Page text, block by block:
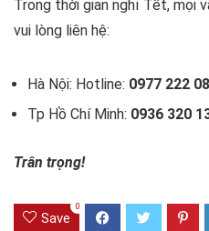
Trong thời gian nghỉ Tết, mọi
vui lòng liên hệ:
Hà Nội: Hotline: 0977 222
Tp Hồ Chí Minh: 0936 320
Trân trọng!
Save
0